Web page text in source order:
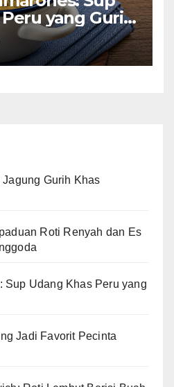
yang Gurih
Gurih Khas
Roti Renyah dan Es
Sup Udang Khas Peru yang
Jadi Favorit Pecinta